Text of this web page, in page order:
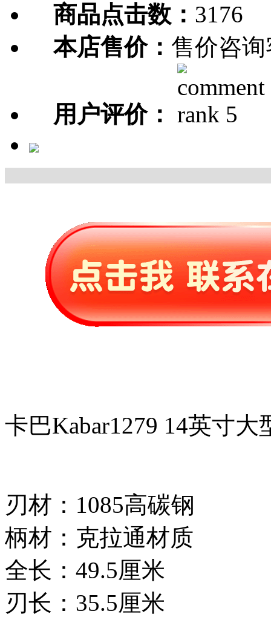
商品点击数： 3176
本店售价： 售价咨
用户评价：
卡巴Kabar1279 14英寸大
刃材：1085高碳钢
柄材：克拉通材质
全长：49.5厘米
刃长：35.5厘米